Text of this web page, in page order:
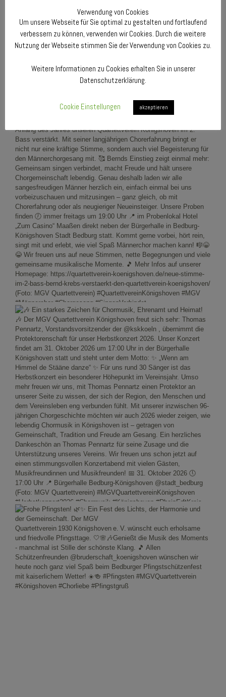
Verwendung von Cookies
Um unsere Webseite für Sie optimal zu gestalten und fortlaufend
verbessern zu können, verwenden wir Cookies. Durch die weitere
Nutzung der Webseite stimmen Sie der Verwendung von Cookies zu.
Weitere Informationen zu Cookies erhalten Sie in unserer
Datenschutzerklärung.
Cookie Einstellungen akzeptieren